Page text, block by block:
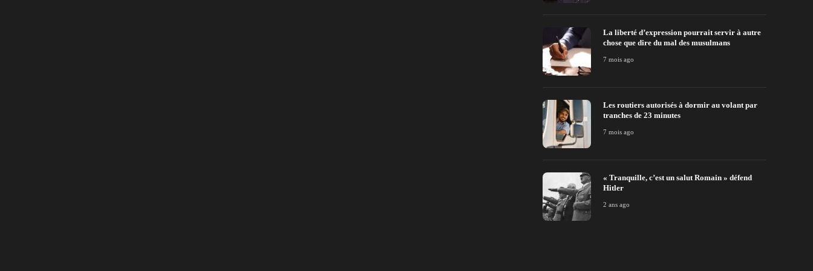
La liberté d’expression pourrait servir à autre
chose que dire du mal des musulmans
7 mois ago
Les routiers autorisés à dormir au volant par
tranches de 23 minutes
7 mois ago
« Tranquille, c’est un salut Romain » défend
Hitler
2 ans ago